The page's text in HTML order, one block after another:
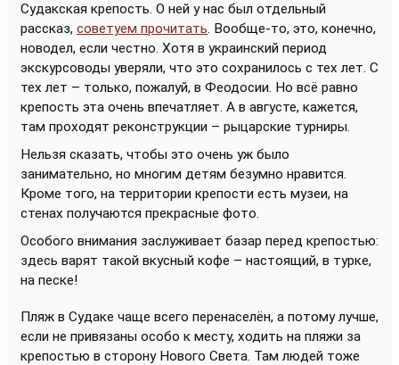
Судакская крепость. О ней у нас был отдельный
рассказ, советуем прочитать. Вообще-то, это, конечно,
новодел, если честно. Хотя в украинский период
экскурсоводы уверяли, что это сохранилось с тех лет. С
тех лет – только, пожалуй, в Феодосии. Но всё равно
крепость эта очень впечатляет. А в августе, кажется,
там проходят реконструкции – рыцарские турниры.
Нельзя сказать, чтобы это очень уж было
занимательно, но многим детям безумно нравится.
Кроме того, на территории крепости есть музеи, на
стенах получаются прекрасные фото.
Особого внимания заслуживает базар перед крепостью:
здесь варят такой вкусный кофе – настоящий, в турке,
на песке!
Пляж в Судаке чаще всего перенаселён, а потому лучше,
если не привязаны особо к месту, ходить на пляжи за
крепостью в сторону Нового Света. Там людей тоже